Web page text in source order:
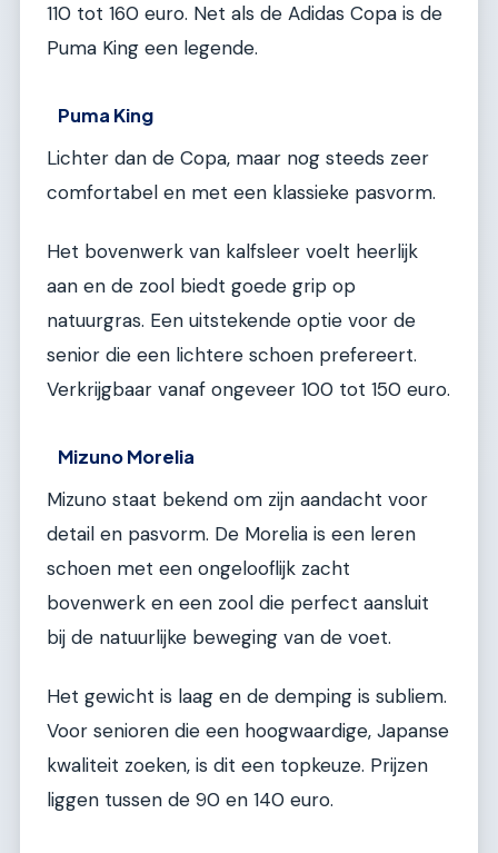
110 tot 160 euro. Net als de Adidas Copa is de
Puma King een legende.
Puma King
Lichter dan de Copa, maar nog steeds zeer
comfortabel en met een klassieke pasvorm.
Het bovenwerk van kalfsleer voelt heerlijk
aan en de zool biedt goede grip op
natuurgras. Een uitstekende optie voor de
senior die een lichtere schoen prefereert.
Verkrijgbaar vanaf ongeveer 100 tot 150 euro.
Mizuno Morelia
Mizuno staat bekend om zijn aandacht voor
detail en pasvorm. De Morelia is een leren
schoen met een ongelooflijk zacht
bovenwerk en een zool die perfect aansluit
bij de natuurlijke beweging van de voet.
Het gewicht is laag en de demping is subliem.
Voor senioren die een hoogwaardige, Japanse
kwaliteit zoeken, is dit een topkeuze. Prijzen
liggen tussen de 90 en 140 euro.